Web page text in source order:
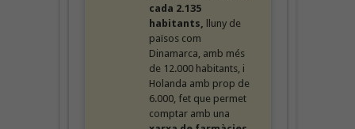
cada 2.135
habitants,
lluny de
països com
Dinamarca, amb més
de 12.000 habitants, i
Holanda amb prop de
6.000, fet que permet
comptar amb una